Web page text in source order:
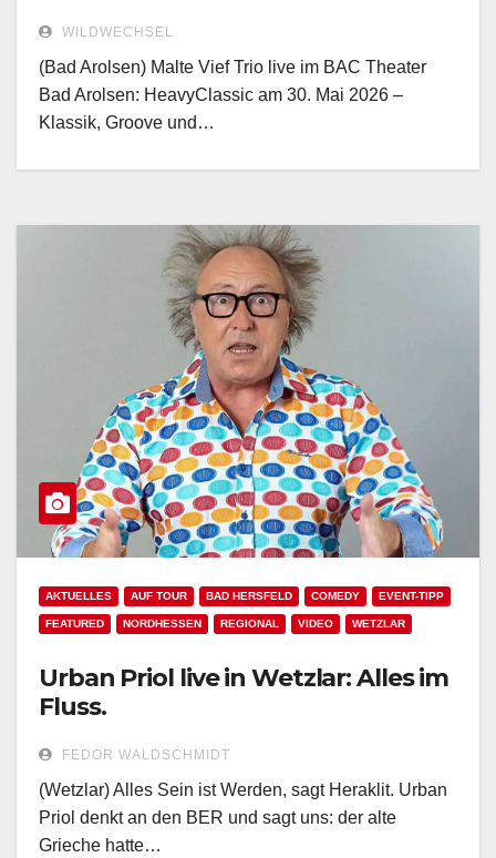
WILDWECHSEL
(Bad Arolsen) Malte Vief Trio live im BAC Theater
Bad Arolsen: HeavyClassic am 30. Mai 2026 –
Klassik, Groove und…
AKTUELLES AUF TOUR BAD HERSFELD COMEDY EVENT-TIPP
FEATURED NORDHESSEN REGIONAL VIDEO WETZLAR
Urban Priol live in Wetzlar: Alles im
Fluss.
FEDOR WALDSCHMIDT
(Wetzlar) Alles Sein ist Werden, sagt Heraklit. Urban
Priol denkt an den BER und sagt uns: der alte
Grieche hatte…